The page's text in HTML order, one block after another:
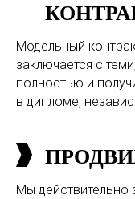
Модельный
заключается с
полностью и
в дипломе,
Мы действительно